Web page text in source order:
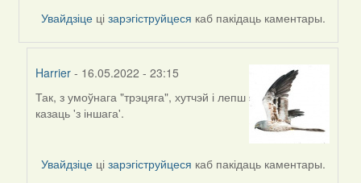
Harrier
Увайдзіце цізарэгіструйцеся каб пакідаць каментары.
Harrier - 16.05.2022 - 23:15
In
reply
Lighty
Так, з умоўнага "трэцяга", хутчэй і лепш
казаць 'з іншага'.
Увайдзіце цізарэгіструйцеся каб пакідаць каментары.